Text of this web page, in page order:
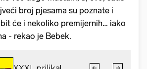
broj pjesama su poznate i
će i nekoliko premijernih… iako
- rekao je Bebek.